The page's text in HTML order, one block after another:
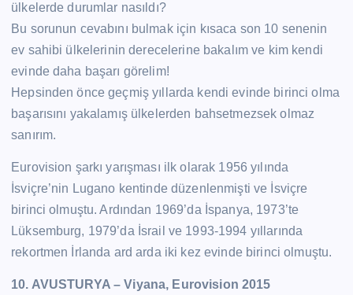
ülkelerde durumlar nasıldı?
Bu sorunun cevabını bulmak için kısaca son 10 senenin
ev sahibi ülkelerinin derecelerine bakalım ve kim kendi
evinde daha başarı görelim!
Hepsinden önce geçmiş yıllarda kendi evinde birinci olma
başarısını yakalamış ülkelerden bahsetmezsek olmaz
sanırım.
Eurovision şarkı yarışması ilk olarak 1956 yılında
İsviçre’nin Lugano kentinde düzenlenmişti ve İsviçre
birinci olmuştu. Ardından 1969’da İspanya, 1973’te
Lüksemburg, 1979’da İsrail ve 1993-1994 yıllarında
rekortmen İrlanda ard arda iki kez evinde birinci olmuştu.
10. AVUSTURYA – Viyana, Eurovision 2015